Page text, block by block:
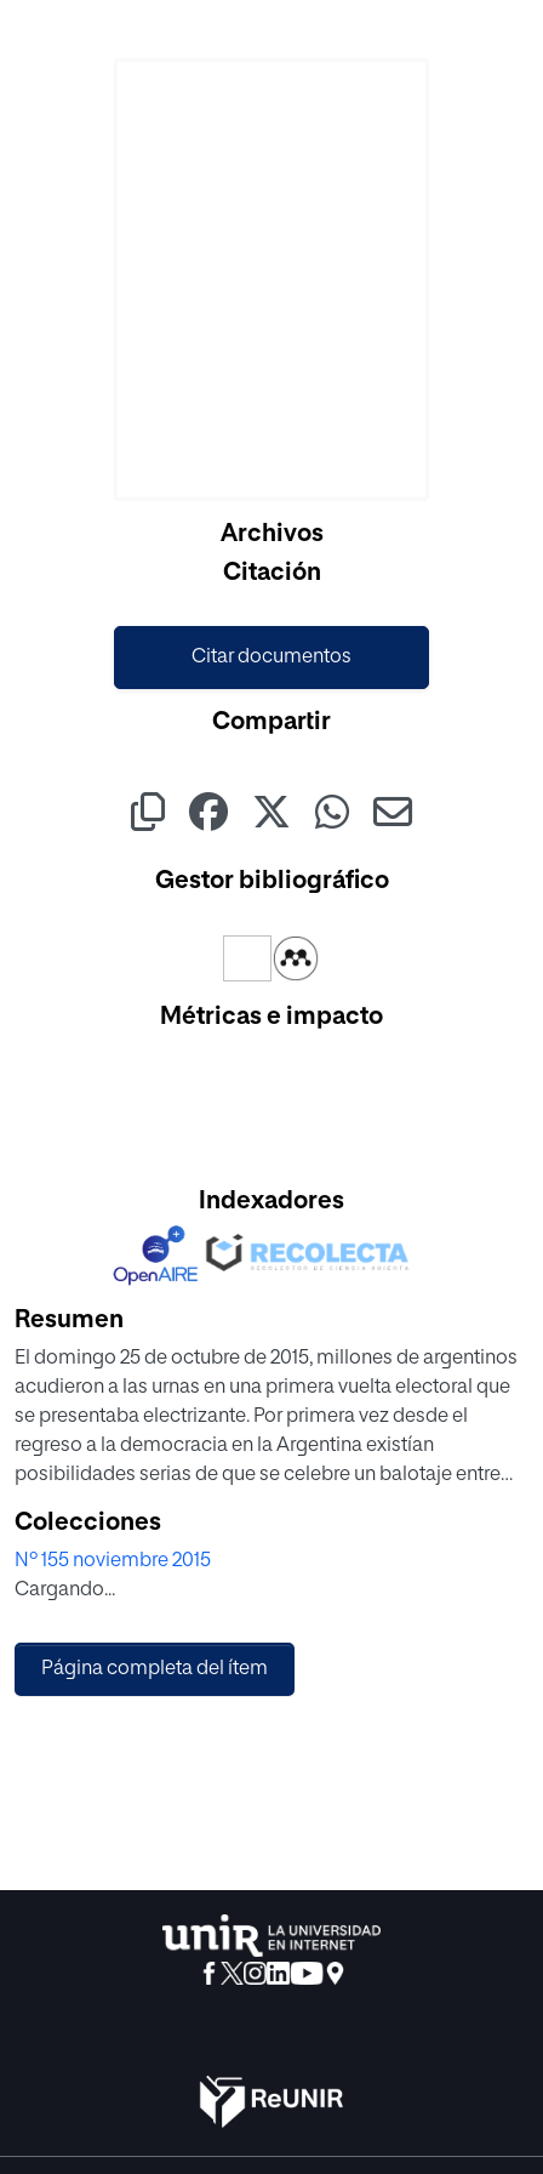
Archivos
Citación
Citar documentos
Compartir
Gestor bibliográfico
Métricas e impacto
Indexadores
Resumen
El domingo 25 de octubre de 2015, millones de argentinos
acudieron a las urnas en una primera vuelta electoral que
se presentaba electrizante. Por primera vez desde el
regreso a la democracia en la Argentina existían
posibilidades serias de que se celebre un balotaje entre
Colecciones
Nº 155 noviembre 2015
Cargando...
Página completa del ítem